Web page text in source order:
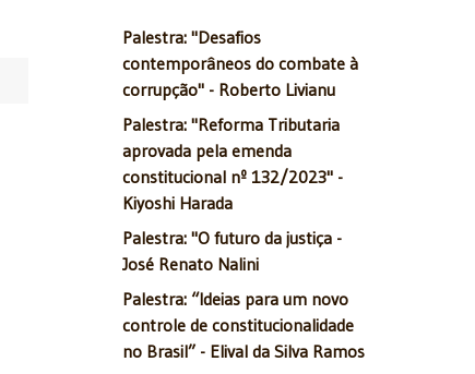
Palestra: "Desafios
contemporâneos do combate à
corrupção" - Roberto Livianu
Palestra: "Reforma Tributaria
aprovada pela emenda
constitucional nº 132/2023" -
Kiyoshi Harada
Palestra: "O futuro da justiça -
José Renato Nalini
Palestra: “Ideias para um novo
controle de constitucionalidade
no Brasil” - Elival da Silva Ramos